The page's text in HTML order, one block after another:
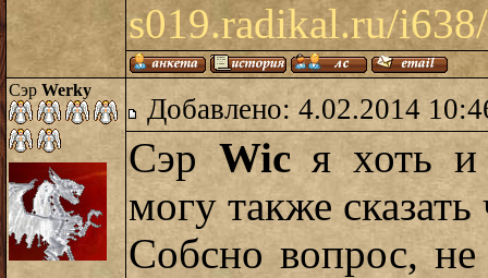
s019.radikal.ru/
Сэр Werky
Добавлено: 4.02.2014
СэрWicя хоть и
могу также
Собсно вопрос, не